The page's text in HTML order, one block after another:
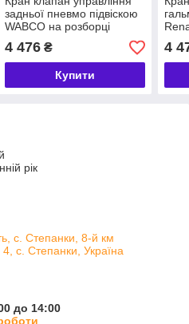
задньої пневмо підвіскою
WABCO на розборці
4 476₴
Купити
4
рік
с. Степанки, 8-й км
с. Степанки, Україна
до 14:00